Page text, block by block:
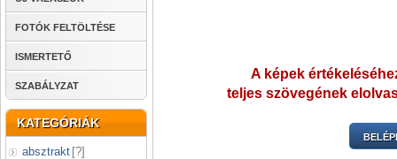
FOTÓK FELTÖLTÉSE
ISMERTETŐ
SZABÁLYZAT
KATEGÓRIÁK
absztrakt [?]
A képek
teljes szövegének